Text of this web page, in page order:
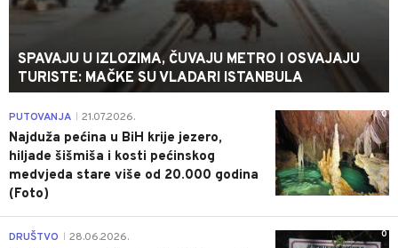
SPAVAJU U IZLOZIMA, ČUVAJU METRO I OSVAJAJU
TURISTE: MAČKE SU VLADARI ISTANBULA
0
PUTOVANJA 21.07.2026.
Najduža pećina u BiH krije jezero,
hiljade šišmiša i kosti pećinskog
medvjeda stare više od 20.000 godina
(Foto)
0
DRUŠTVO 28.06.2026.